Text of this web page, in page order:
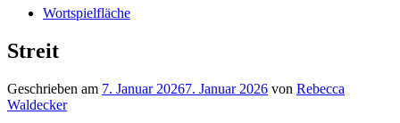
Wortspielfläche
Streit
Geschrieben am 7. Januar 20267. Januar 2026 von Rebecca
Waldecker